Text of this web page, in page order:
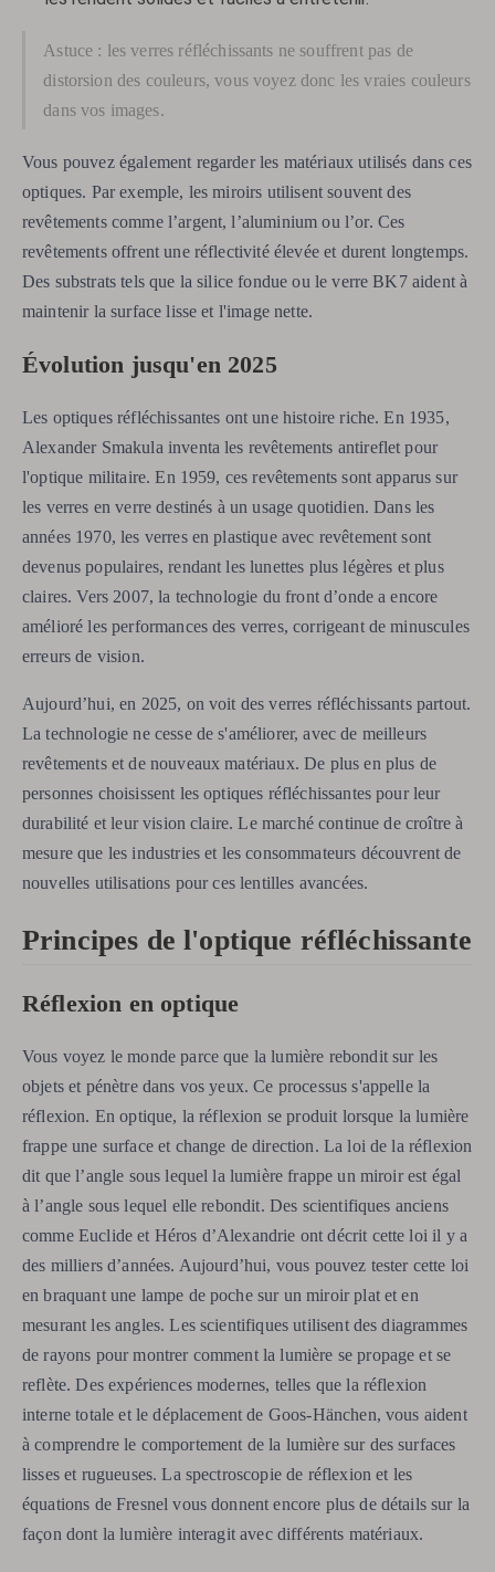
Astuce : les verres réfléchissants ne souffrent pas de
distorsion des couleurs, vous voyez donc les vraies couleurs
dans vos images.
Vous pouvez également regarder les matériaux utilisés dans ces
optiques. Par exemple, les miroirs utilisent souvent des
revêtements comme l’argent, l’aluminium ou l’or. Ces
revêtements offrent une réflectivité élevée et durent longtemps.
Des substrats tels que la silice fondue ou le verre BK7 aident à
maintenir la surface lisse et l'image nette.
Évolution jusqu'en 2025
Les optiques réfléchissantes ont une histoire riche. En 1935,
Alexander Smakula inventa les revêtements antireflet pour
l'optique militaire. En 1959, ces revêtements sont apparus sur
les verres en verre destinés à un usage quotidien. Dans les
années 1970, les verres en plastique avec revêtement sont
devenus populaires, rendant les lunettes plus légères et plus
claires. Vers 2007, la technologie du front d’onde a encore
amélioré les performances des verres, corrigeant de minuscules
erreurs de vision.
Aujourd’hui, en 2025, on voit des verres réfléchissants partout.
La technologie ne cesse de s'améliorer, avec de meilleurs
revêtements et de nouveaux matériaux. De plus en plus de
personnes choisissent les optiques réfléchissantes pour leur
durabilité et leur vision claire. Le marché continue de croître à
mesure que les industries et les consommateurs découvrent de
nouvelles utilisations pour ces lentilles avancées.
Principes de l'optique réfléchissante
Réflexion en optique
Vous voyez le monde parce que la lumière rebondit sur les
objets et pénètre dans vos yeux. Ce processus s'appelle la
réflexion. En optique, la réflexion se produit lorsque la lumière
frappe une surface et change de direction. La loi de la réflexion
dit que l’angle sous lequel la lumière frappe un miroir est égal
à l’angle sous lequel elle rebondit. Des scientifiques anciens
comme Euclide et Héros d’Alexandrie ont décrit cette loi il y a
des milliers d’années. Aujourd’hui, vous pouvez tester cette loi
en braquant une lampe de poche sur un miroir plat et en
mesurant les angles. Les scientifiques utilisent des diagrammes
de rayons pour montrer comment la lumière se propage et se
reflète. Des expériences modernes, telles que la réflexion
interne totale et le déplacement de Goos-Hänchen, vous aident
à comprendre le comportement de la lumière sur des surfaces
lisses et rugueuses. La spectroscopie de réflexion et les
équations de Fresnel vous donnent encore plus de détails sur la
façon dont la lumière interagit avec différents matériaux.